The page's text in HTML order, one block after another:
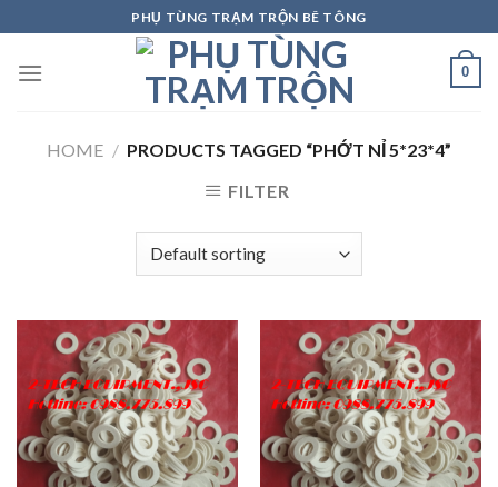
to
content
PHỤ TÙNG TRẠM TRỘN BÊ TÔNG
0
HOME / PRODUCTS TAGGED “PHỚT NỈ 5*23*4”
FILTER